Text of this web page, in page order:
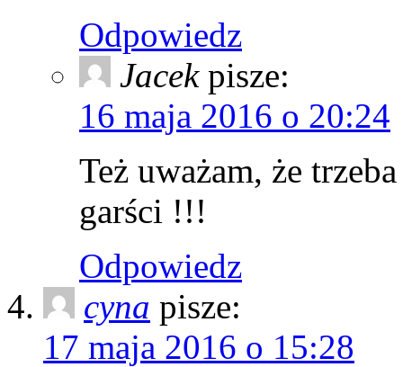
Odpowiedz
Jacek pisze:
16 maja 2016 o 20:24
Też uważam, że
garści !!!
Odpowiedz
cyna pisze:
17 maja 2016 o 15:28